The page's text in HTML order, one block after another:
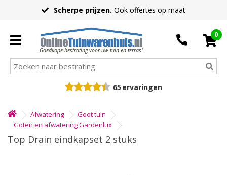
Scherpe prijzen. Ook offertes op maat
Goedkope bestrating voor uw tuin en terras!
0
65 ervaringen
Afwatering
Goot tuin
Goten en afwatering Gardenlux
Top Drain eindkapset 2 stuks